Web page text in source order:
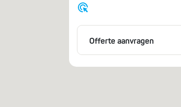
Offerte aanvragen